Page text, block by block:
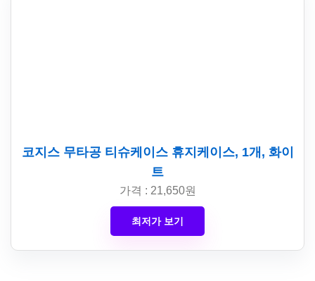
코지스 무타공 티슈케이스 휴지케이스, 1개, 화이
트
가격 : 21,650원
최저가 보기